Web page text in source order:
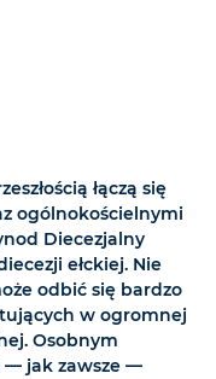
łączą się
ogólnokościelnymi
Diecezjalny
ełckiej. Nie
odbić się bardzo
w ogromnej
Osobnym
— jak zawsze —